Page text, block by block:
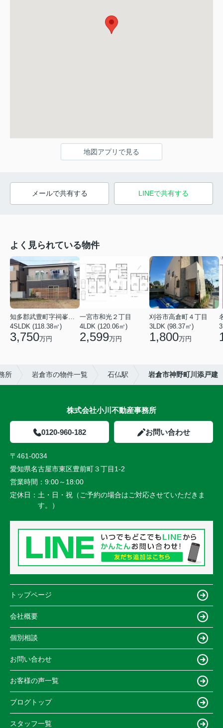
地図アプリで見る
メールで共有する LINEで共有する
よく見られている物件
4SLDK (118.38㎡)
3,750万円
一宮市和光２丁目
4LDK (120.06㎡)
2,599万円
刈谷市高倉町４丁目
3LDK (98.37㎡)
1,800万円
所 岩倉市の物件一覧 石仏駅 岩倉市神野町川添戸建
株式会社小川不動産事務所
0120-960-182 お問い合わせ
〒461-0034
愛知県名古屋市東区豊前町３丁目1-2
営業時間： 9:00～18:00
定休日： 土・日・祝（ご予約の場合はご対応させていただきま
す。）
トップページ
会社概要
個別相談
お問い合わせ
お客様の声一覧
ブログトップ
スタッフ一覧